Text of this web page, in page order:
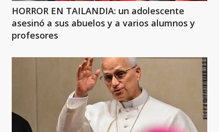
HORROR EN TAILANDIA: un adolescente
asesinó a sus abuelos y a varios alumnos y
profesores